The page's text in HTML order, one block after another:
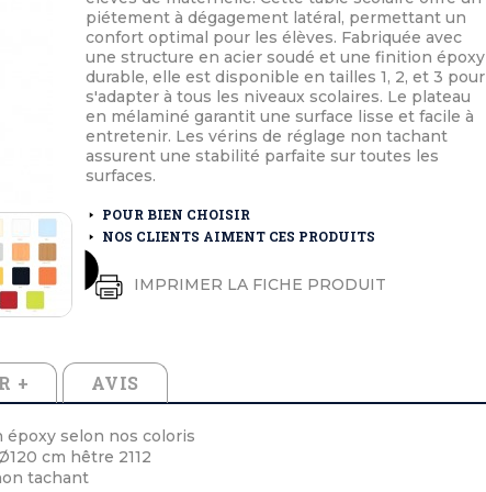
extérieurs
extérieurs
et médaille d'honneur
fanion
cérémonies
piétement à dégagement latéral, permettant un
confort optimal pour les élèves. Fabriquée avec
une structure en acier soudé et une finition époxy
durable, elle est disponible en tailles 1, 2, et 3 pour
s'adapter à tous les niveaux scolaires. Le plateau
en mélaminé garantit une surface lisse et facile à
entretenir. Les vérins de réglage non tachant
assurent une stabilité parfaite sur toutes les
surfaces.
POUR BIEN CHOISIR
NOS CLIENTS AIMENT CES PRODUITS
IMPRIMER LA FICHE PRODUIT
+ AVIS
selon nos coloris
cm hêtre 2112
tachant